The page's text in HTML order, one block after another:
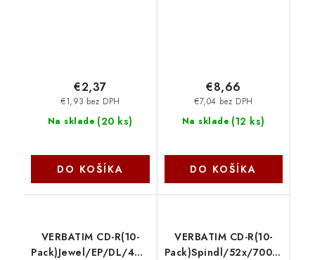
Na sklade (20 ks)
€1,93 bez DPH
€2,37
DO KOŠÍKA
Na sklade (12 ks)
€7,04 bez DPH
€8,66
DO KOŠÍKA
VERBATIM CD-R(10-
Pack)Jewel/EP/DL/40x/90min/800MB
VERBATIM CD-R(10-
Pack)Spindl/52x/700MB